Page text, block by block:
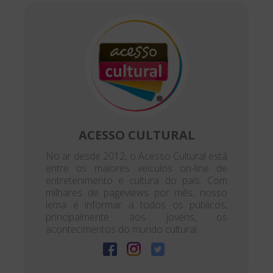
ACESSO CULTURAL
No ar desde 2012, o Acesso Cultural está
entre os maiores veículos on-line de
entretenimento e cultura do país. Com
milhares de pageviews por mês, nosso
lema é informar a todos os públicos,
principalmente aos jovens, os
acontecimentos do mundo cultural.